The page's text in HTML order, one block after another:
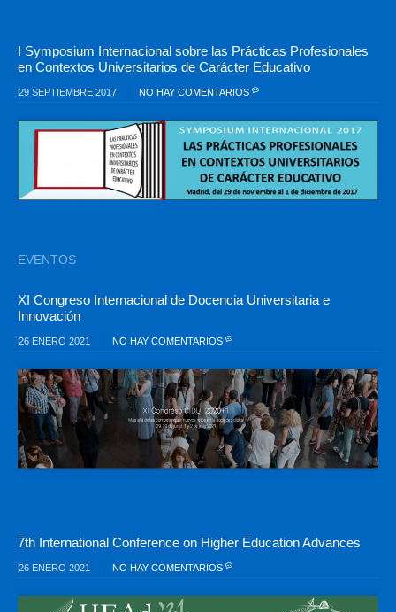
I Symposium Internacional sobre las Prácticas Profesionales
en Contextos Universitarios de Carácter Educativo
29 SEPTIEMBRE 2017 NO HAY COMENTARIOS
EVENTOS
XI Congreso Internacional de Docencia Universitaria e
Innovación
26 ENERO 2021 NO HAY COMENTARIOS
7th International Conference on Higher Education Advances
26 ENERO 2021 NO HAY COMENTARIOS